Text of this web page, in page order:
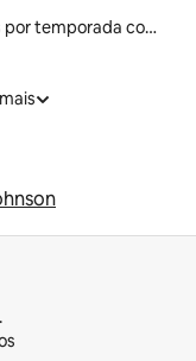
Aluguéis por temporada com café da manhã